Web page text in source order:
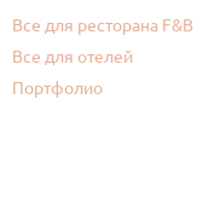
Все для ресторана F&B
Все для отелей
Портфолио